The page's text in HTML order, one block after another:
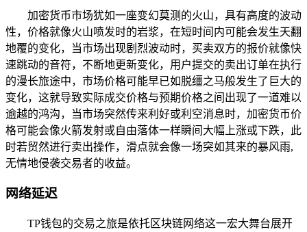
加密货币市场犹如一座变幻莫测的火山，具有高度的波动
性，价格就像火山喷发时的岩浆，在短时间内可能会发生天翻
地覆的变化，当市场出现剧烈波动时，买卖双方的报价就像快
速跳动的音符，不断地更新变化，用户提交的卖出订单在执行
的漫长旅途中，市场价格可能早已如脱缰之马般发生了巨大的
变化，这就导致实际成交价格与预期价格之间出现了一道难以
逾越的鸿沟，当市场突然传来利好或利空消息时，加密货币价
格可能会像火箭发射或自由落体一样瞬间大幅上涨或下跌，此
时若贸然进行卖出操作，滑点就会像一场突如其来的暴风雨,
无情地侵袭交易者的收益。
网络延迟
TP钱包的交易之旅是依托区块链网络这一宏大舞台展开